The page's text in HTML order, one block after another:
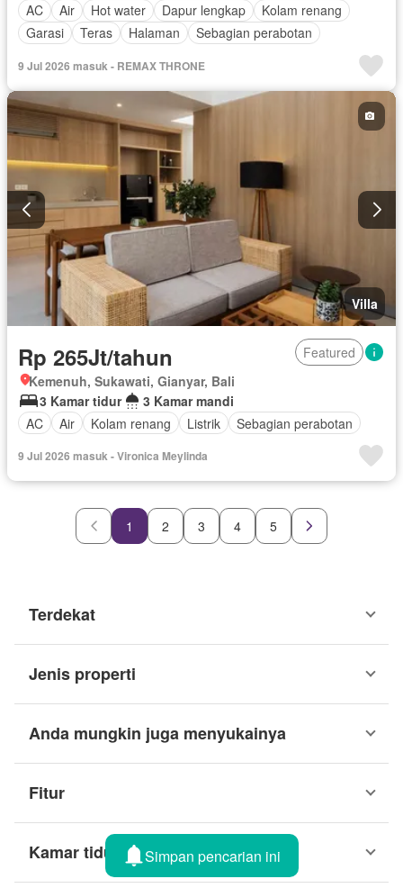
AC
Air Hot water Dapur lengkap
Kolam renang
Garasi
Teras Halaman Sebagian perabotan
9 Jul 2026 masuk - REMAX THRONE
Villa
Rp 265Jt/tahun
Featured
Kemenuh, Sukawati, Gianyar, Bali
3 Kamar tidur
3 Kamar mandi
AC
Air Kolam renang Listrik Sebagian perabotan
9 Jul 2026 masuk - Vironica Meylinda
1 2 3 4 5
Terdekat
Jenis properti
Anda mungkin juga menyukainya
Fitur
Kamar tidur Simpan pencarian ini